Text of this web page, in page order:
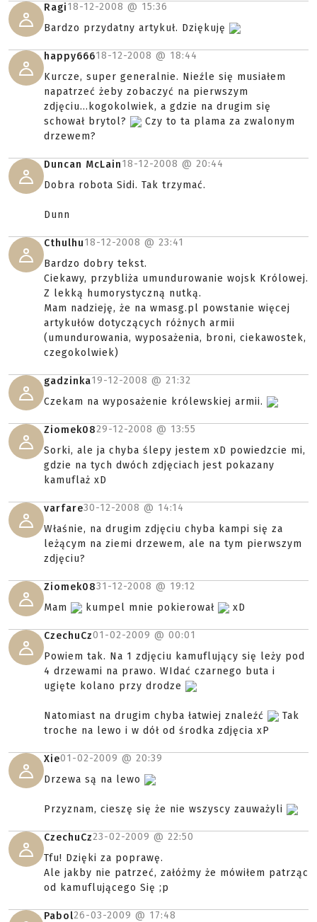
Ragi18-12-2008 @ 15:36
Bardzo przydatny artykuł. Dziękuję
happy66618-12-2008 @ 18:44
Kurcze, super generalnie. Nieźle się musiałem
napatrzeć żeby zobaczyć na pierwszym
zdjęciu...kogokolwiek, a gdzie na drugim się
schował brytol?
Czy to ta plama za zwalonym
drzewem?
Duncan McLain18-12-2008 @ 20:44
Dobra robota Sidi. Tak trzymać.
Dunn
Cthulhu18-12-2008 @ 23:41
Bardzo dobry tekst.
Ciekawy, przybliża umundurowanie wojsk Królowej.
Z lekką humorystyczną nutką.
Mam nadzieję, że na wmasg.pl powstanie więcej
artykułów dotyczących różnych armii
(umundurowania, wyposażenia, broni, ciekawostek,
czegokolwiek)
gadzinka19-12-2008 @ 21:32
Czekam na wyposażenie królewskiej armii.
Ziomek0829-12-2008 @ 13:55
Sorki, ale ja chyba ślepy jestem xD powiedzcie mi,
gdzie na tych dwóch zdjęciach jest pokazany
kamuflaż xD
varfare30-12-2008 @ 14:14
Właśnie, na drugim zdjęciu chyba kampi się za
leżącym na ziemi drzewem, ale na tym pierwszym
zdjęciu?
Ziomek0831-12-2008 @ 19:12
Mam
kumpel mnie pokierował xD
CzechuCz01-02-2009 @ 00:01
Powiem tak. Na 1 zdjęciu kamuflujący się leży pod
4 drzewami na prawo. WIdać czarnego buta i
ugięte kolano przy drodze
Natomiast na drugim chyba łatwiej znaleźć
Tak
troche na lewo i w dół od środka zdjęcia xP
Xie01-02-2009 @ 20:39
Drzewa są na lewo
Przyznam, cieszę się że nie wszyscy zauważyli
CzechuCz23-02-2009 @ 22:50
Tfu! Dzięki za poprawę.
Ale jakby nie patrzeć, załóżmy że mówiłem patrząc
od kamuflującego Się ;p
Pabol26-03-2009 @ 17:48